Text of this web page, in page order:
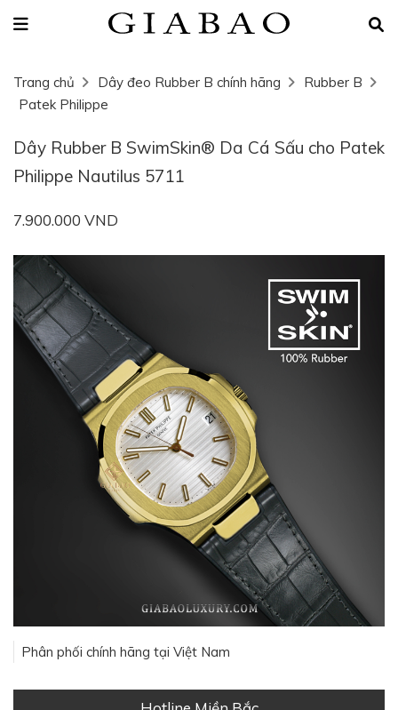
Trang chủ Dây đeo Rubber B chính hãng
Rubber B
Patek Philippe
Dây Rubber B SwimSkin® Da Cá Sấu cho Patek
Philippe Nautilus 5711
7.900.000 VND
Phân phối chính hãng tại Việt Nam